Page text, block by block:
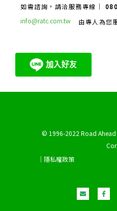
如需諮詢，請洽服務專線｜
info@ratc.com.tw
由專人為您
© 1996-2022 Road
｜隱私權政策
n
v
e
a
c
e